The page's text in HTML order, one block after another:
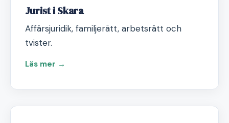
Jurist i Skara
Affärsjuridik, familjerätt, arbetsrätt och
tvister.
Läs mer →